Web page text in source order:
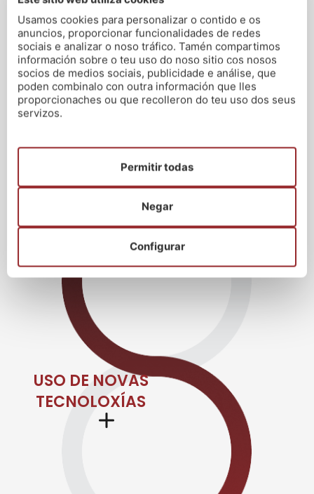
DÚAS CLASES
DE PROBA
CLASES EN
STREAMING
USO DE NOVAS
TECNOLOXÍAS
Usamos cookies para personalizar o contido e os
anuncios, proporcionar funcionalidades de redes
sociais e analizar o noso tráfico. Tamén compartimos
información sobre o teu uso do noso sitio cos nosos
socios de medios sociais, publicidade e análise, que
poden combinalo con outra información que lles
proporcionaches ou que recolleron do teu uso dos seus
servizos.
Configurar
Negar
Permitir todas